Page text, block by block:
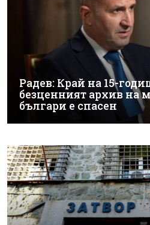
Радев: Край на 15-
безценният архив на
българи е спасен